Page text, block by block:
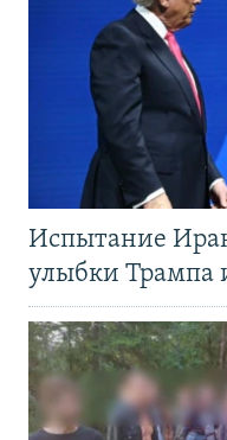
Испытание
улыбки Трампа